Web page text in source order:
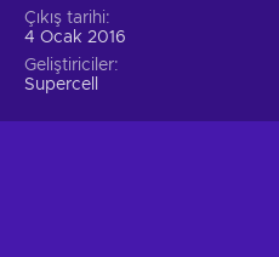
Çıkış tarihi
4 Ocak 2016
Geliştiriciler
Supercell